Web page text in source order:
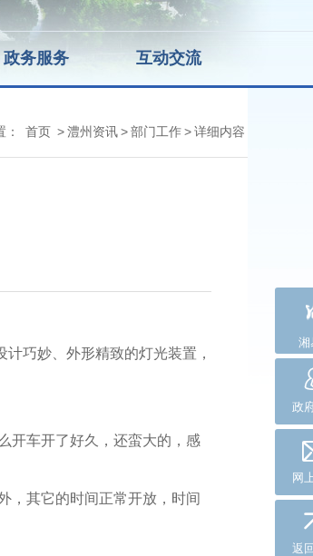
政务服务 互动交流
： 首页 >澧州资讯>部门工作>详细内容
巧妙、外形精致的灯光装置，
开车开了好久，还蛮大的，感
，其它的时间正常开放，时间
湘
政
网
返